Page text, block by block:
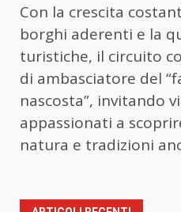
Con la crescita
borghi aderenti e la
turistiche, il circuito
di ambasciatore del
nascosta”, invitando
appassionati a
natura e tradizioni